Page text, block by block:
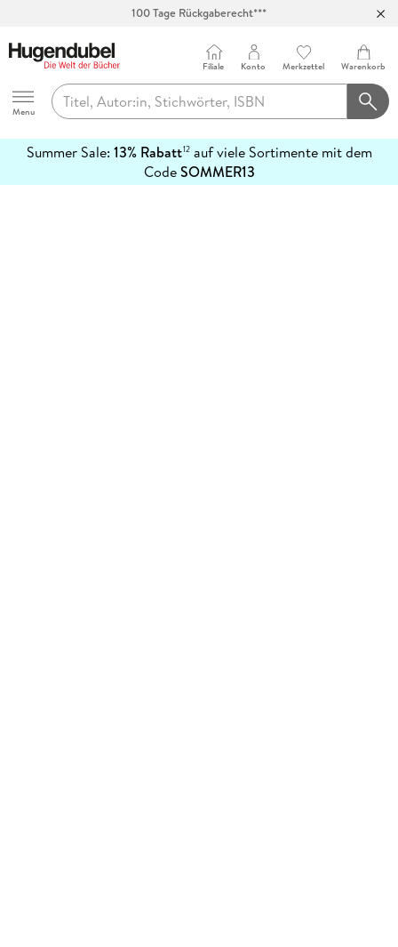
100 Tage Rückgaberecht***
Hugendubel
Menu
Filiale Konto Merkzettel Warenkorb
Summer Sale: 13% Rabatt12auf viele Sortimente mit dem
CodeSOMMER13
erfahren